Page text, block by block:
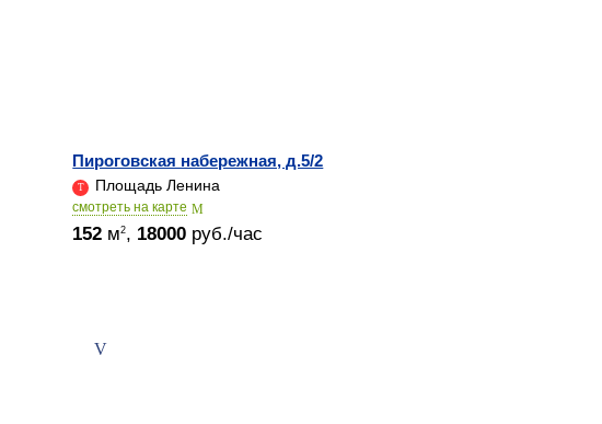
Пироговская набережная, д.5/2
Площадь Ленина
cмотреть на карте
152 м2, 18000 руб./час